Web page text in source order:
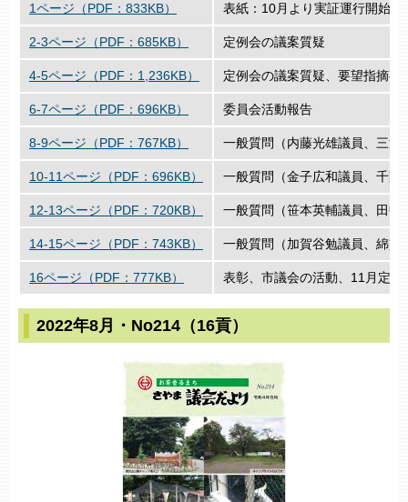
1ページ（PDF：833KB） 表紙：10月より実証運行開始
2-3ページ（PDF：685KB） 定例会の議案質疑
4-5ページ（PDF：1,236KB） 定例会の議案質疑、要望指摘事
6-7ページ（PDF：696KB） 委員会活動報告
8-9ページ（PDF：767KB） 一般質問（内藤光雄議員、三
10-11ページ（PDF：696KB） 一般質問（金子広和議員、千
12-13ページ（PDF：720KB） 一般質問（笹本英輔議員、田
14-15ページ（PDF：743KB） 一般質問（加賀谷勉議員、綿
16ページ（PDF：777KB） 表彰、市議会の活動、11月定
2022年8月・No214（16貢）